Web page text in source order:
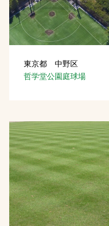
東京都 中野区
哲学堂公園庭球場